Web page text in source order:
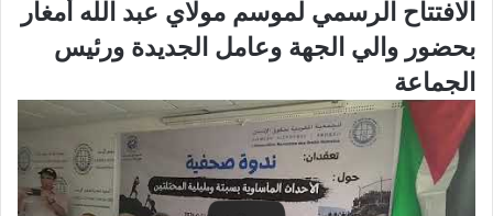
الافتتاح الرسمي لموسم مولاي عبد الله أمغار
بحضور والي الجهة وعامل الجديدة ورئيس
الجماعة